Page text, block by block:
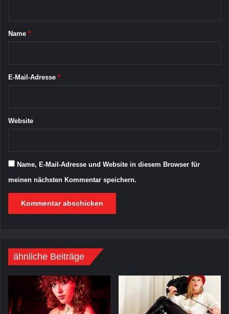
R
K
C
L
aName *
E-Mail-Adresse *
Website
Name, E-Mail-Adresse und Website in diesem Browser für
meinen nächsten Kommentar speichern.
ähnliche Beiträge